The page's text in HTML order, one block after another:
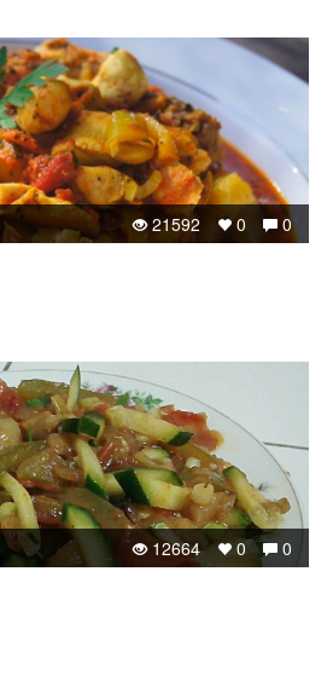
0
0
21592
0
0
12664